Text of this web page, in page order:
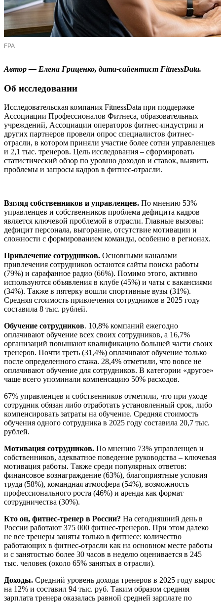
FPA
Автор — Елена Гриценко, дата-сайентист FitnessData.
Об исследовании
Исследовательская компания FitnessData при поддержке
Ассоциации Профессионалов Фитнеса, образовательных
учреждений, Ассоциации операторов фитнес-индустрии и
других партнеров провели опрос специалистов фитнес-
отрасли, в котором приняли участие более сотни управленцев
и 2,1 тыс. тренеров. Цель исследования – сформировать
статистический обзор по уровню доходов и ставок, выявить
проблемы и запросы кадров в фитнес-отрасли.
Взгляд собственников и управленцев. По мнению 53%
управленцев и собственников проблема дефицита кадров
является ключевой проблемой в отрасли. Главные вызовы:
дефицит персонала, выгорание, отсутствие мотивации и
сложности с формированием команды, особенно в регионах.
Привлечение сотрудников. Основными каналами
привлечения сотрудников остаются сайты поиска работы
(79%) и сарафанное радио (66%). Помимо этого, активно
используются объявления в клубе (45%) и чаты с вакансиями
(34%). Также в пятерку вошли спортивные вузы (31%).
Средняя стоимость привлечения сотрудников в 2025 году
составила 8 тыс. рублей.
Обучение сотрудников. 10,8% компаний ежегодно
оплачивают обучение всех своих сотрудников, а 16,7%
организаций повышают квалификацию большей части своих
тренеров. Почти треть (31,4%) оплачивают обучение только
после определенного стажа. 28,4% отметили, что вовсе не
оплачивают обучение для сотрудников. В категории «другое»
чаще всего упоминали компенсацию 50% расходов.
67% управленцев и собственников отметили, что при уходе
сотрудник обязан либо отработать установленный срок, либо
компенсировать затраты на обучение. Средняя стоимость
обучения одного сотрудника в 2025 году составила 20,7 тыс.
рублей.
Мотивация сотрудников. По мнению 73% управленцев и
собственников, адекватное поведение руководства – ключевая
мотивация работы. Также среди популярных ответов:
финансовое вознаграждение (63%), благоприятные условия
труда (58%), командная атмосфера (54%), возможность
профессионального роста (46%) и аренда как формат
сотрудничества (30%).
Кто он, фитнес-тренер в России? На сегодняшний день в
России работают 375 000 фитнес-тренеров. При этом далеко
не все тренеры заняты только в фитнесе: количество
работающих в фитнес-отрасли как на основном месте работы
и с занятостью более 30 часов в неделю оценивается в 245
тыс. человек (около 65% занятых в отрасли).
Доходы. Средний уровень дохода тренеров в 2025 году вырос
на 12% и составил 94 тыс. руб. Таким образом средняя
зарплата тренера оказалась равной средней зарплате по